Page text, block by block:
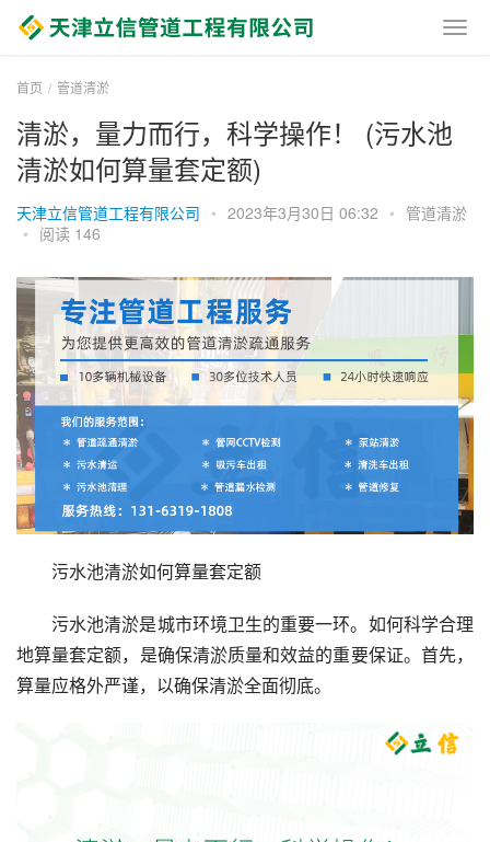
首页 管道清淤
清淤，量力而行，科学操作！ (污水池
清淤如何算量套定额)
天津立信管道工程有限公司 • 2023年3月30日 06:32 • 管道清淤
• 阅读 146
污水池清淤如何算量套定额
污水池清淤是城市环境卫生的重要一环。如何科学合理
地算量套定额，是确保清淤质量和效益的重要保证。首先，
算量应格外严谨，以确保清淤全面彻底。